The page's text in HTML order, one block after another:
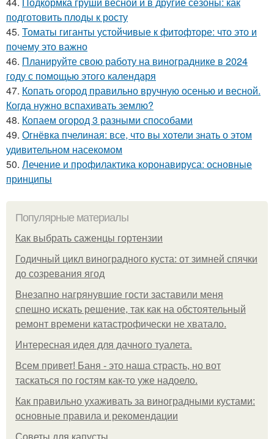
подготовить плоды к росту
45. Томаты гиганты устойчивые к фитофторе: что это и
почему это важно
46. Планируйте свою работу на винограднике в 2024
году с помощью этого календаря
47. Копать огород правильно вручную осенью и весной.
Когда нужно вспахивать землю?
48. Копаем огород 3 разными способами
49. Огнёвка пчелиная: все, что вы хотели знать о этом
удивительном насекомом
50. Лечение и профилактика коронавируса: основные
принципы
Популярные материалы
Как выбрать саженцы гортензии
Годичный цикл виноградного куста: от зимней спячки
до созревания ягод
Внезапно нагрянувшие гости заставили меня
спешно искать решение, так как на обстоятельный
ремонт времени катастрофически не хватало.
Интересная идея для дачного туалета.
Всем привет! Баня - это наша страсть, но вот
таскаться по гостям как-то уже надоело.
Как правильно ухаживать за виноградными кустами:
основные правила и рекомендации
Советы для капусты.